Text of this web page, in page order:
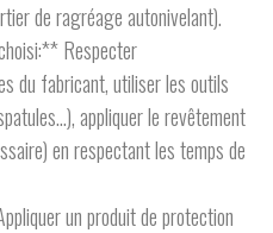
de ragréage autonivelant).
Respecter
du fabricant, utiliser les outils
appliquer le revêtement
en respectant les temps de
un produit de protection